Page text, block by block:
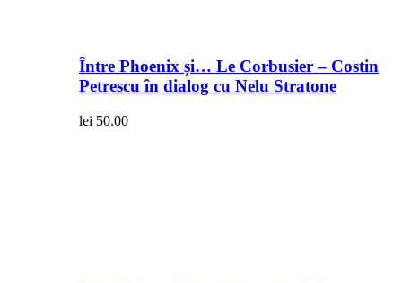
Între Phoenix și… Le Corbusier – Costin
Petrescu în dialog cu Nelu Stratone
lei 50.00